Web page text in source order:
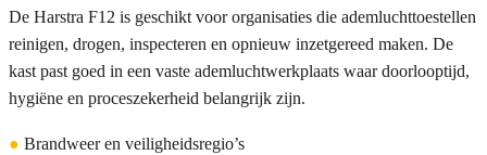
De Harstra F12 is geschikt voor organisaties die ademluchttoestellen
reinigen, drogen, inspecteren en opnieuw inzetgereed maken. De
kast past goed in een vaste ademluchtwerkplaats waar doorlooptijd,
hygiëne en proceszekerheid belangrijk zijn.
● Brandweer en veiligheidsregio’s